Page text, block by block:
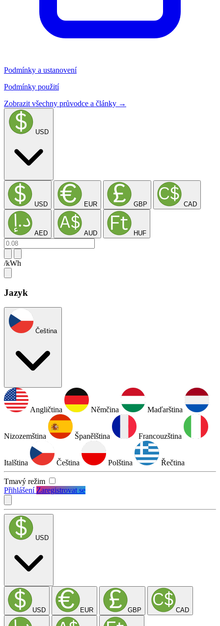
Podmínky a ustanovení
Podmínky použití
Zobrazit všechny průvodce a články →
USD
USD EUR GBP CAD
AED AUD HUF
/kWh
Jazyk
Čeština
Angličtina Němčina Maďarština
Nizozemština Španělština Francouzština
Italština Čeština Polština Řečtina
Tmavý režim
PřihlášeníZaregistrovat se
USD
USD EUR GBP CAD